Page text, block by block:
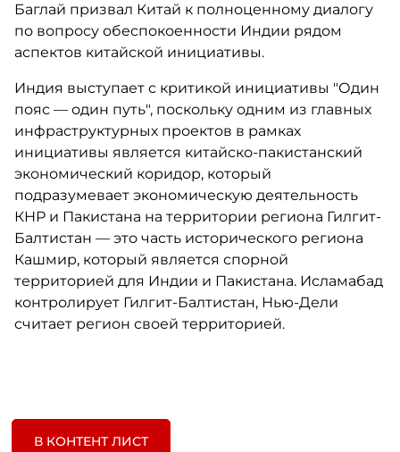
Баглай призвал Китай к полноценному диалогу
по вопросу обеспокоенности Индии рядом
аспектов китайской инициативы.
Индия выступает с критикой инициативы "Один
пояс — один путь", поскольку одним из главных
инфраструктурных проектов в рамках
инициативы является китайско-пакистанский
экономический коридор, который
подразумевает экономическую деятельность
КНР и Пакистана на территории региона Гилгит-
Балтистан — это часть исторического региона
Кашмир, который является спорной
территорией для Индии и Пакистана. Исламабад
контролирует Гилгит-Балтистан, Нью-Дели
считает регион своей территорией.
В КОНТЕНТ ЛИСТ